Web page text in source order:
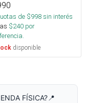
de $998sin interés
$240 por
disponible
FÍSICA?📍